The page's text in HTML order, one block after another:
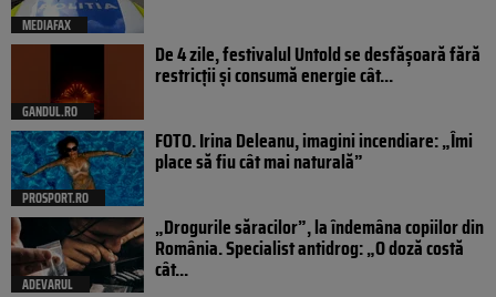
MEDIAFAX
GANDUL.RO
De 4 zile, festivalul Untold se desfășoară fără
restricții și consumă energie cât...
PROSPORT.RO
FOTO. Irina Deleanu, imagini incendiare: „Îmi
place să fiu cât mai naturală”
ADEVARUL
„Drogurile săracilor”, la îndemâna copiilor din
România. Specialist antidrog: „O doză costă
cât...